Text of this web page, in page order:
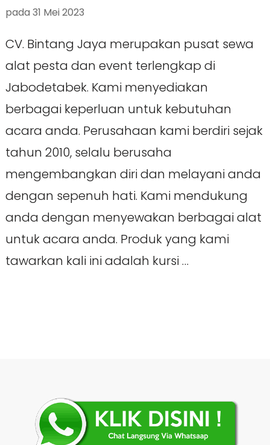
pada 31 Mei 2023
CV. Bintang Jaya merupakan pusat sewa
alat pesta dan event terlengkap di
Jabodetabek. Kami menyediakan
berbagai keperluan untuk kebutuhan
acara anda. Perusahaan kami berdiri sejak
tahun 2010, selalu berusaha
mengembangkan diri dan melayani anda
dengan sepenuh hati. Kami mendukung
anda dengan menyewakan berbagai alat
untuk acara anda. Produk yang kami
tawarkan kali ini adalah kursi …